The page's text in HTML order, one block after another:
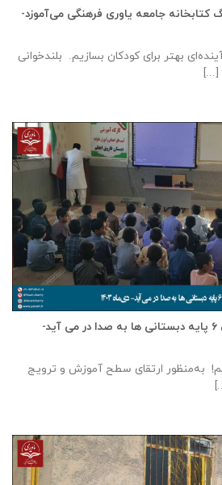
کتابخانه جامعه یاوری فرهنگی می‌آموزد-
بهتر برای کودکان بسازیم. بلند‌خوانی
[...]
زنگ کتابخانه هر هفته برای ۶ پایه دبستانی ها به صدا در می آید-
به‌منظور ارتقای سطح آموزش و ترویج